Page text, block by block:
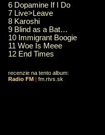
6 Dopamine If I Do
7 Live>Leave
8 Karoshi
9 Blind as a Bat…
10 Immigrant Boogie
11 Woe Is Meee
12 End Times
recenzie na tento album:
Radio FM | fm.rtvs.sk